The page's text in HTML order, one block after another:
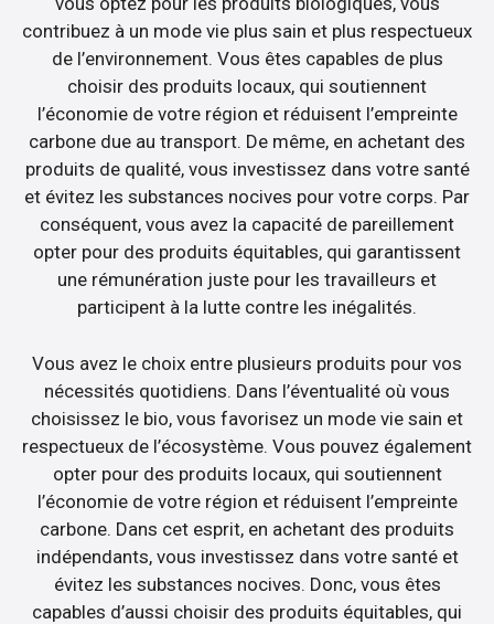
contribuez à un mode vie plus sain et plus respectueux
de l’environnement. Vous êtes capables de plus
choisir des produits locaux, qui soutiennent
l’économie de votre région et réduisent l’empreinte
carbone due au transport. De même, en achetant des
produits de qualité, vous investissez dans votre santé
et évitez les substances nocives pour votre corps. Par
conséquent, vous avez la capacité de pareillement
opter pour des produits équitables, qui garantissent
une rémunération juste pour les travailleurs et
participent à la lutte contre les inégalités.
Vous avez le choix entre plusieurs produits pour vos
nécessités quotidiens. Dans l’éventualité où vous
choisissez le bio, vous favorisez un mode vie sain et
respectueux de l’écosystème. Vous pouvez également
opter pour des produits locaux, qui soutiennent
l’économie de votre région et réduisent l’empreinte
carbone. Dans cet esprit, en achetant des produits
indépendants, vous investissez dans votre santé et
évitez les substances nocives. Donc, vous êtes
capables d’aussi choisir des produits équitables, qui